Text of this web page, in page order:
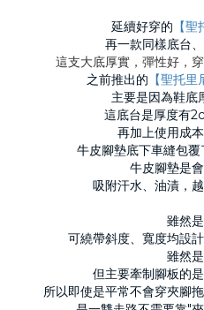
延續好穿的 【
再一款同樣底台
這支大底厚實，彈性好，
之前推出的 【聖托里
主要是因為鞋底
這底台是厚度有
再加上使用成
牛皮腳墊底下車縫包
牛皮腳墊是
吸附汗水、油漬，
雖然
可繞帶斜度、寬度均設
雖然
但主要牽制腳板的
所以即使是平常不會穿夾腳